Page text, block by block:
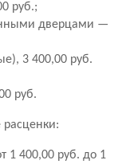
руб.;
дверцами —
3 400,00 руб.
руб.
1 400,00 руб. до 1